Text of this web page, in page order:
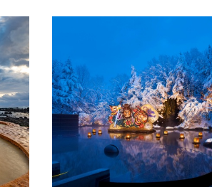
Twitter
Facebook